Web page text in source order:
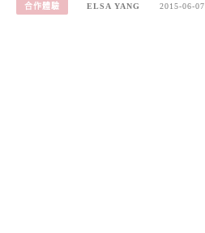
合作體驗 ELSA YANG 2015-06-07